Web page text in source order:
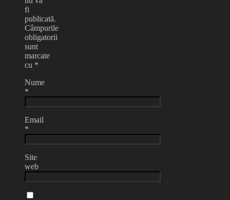
fi
publicată.
Câmpurile
obligatorii
sunt
marcate
cu *
Nume
*
Email
*
Site
web